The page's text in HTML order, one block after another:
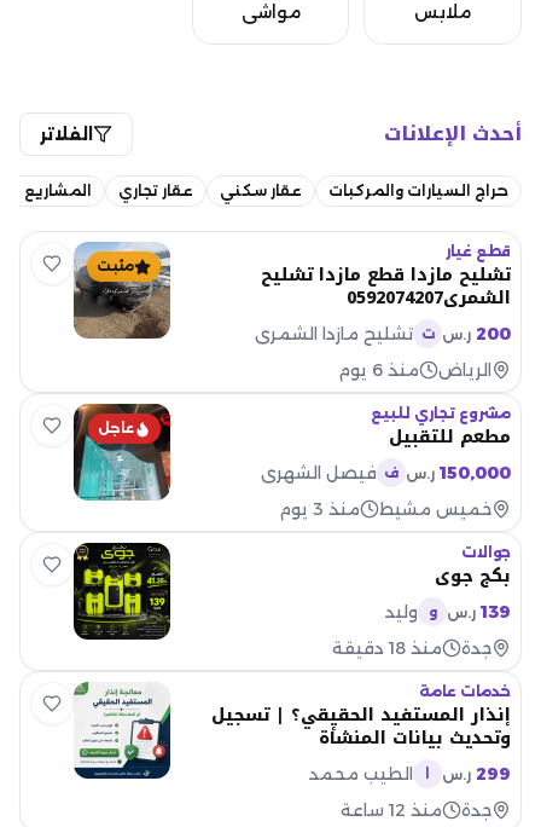
ملابس
مواشي
أحدث الإعلانات الفلاتر
حراج السيارات والمركبات عقار سكني عقار تجاري المشاريع
مثبت
قطع غيار
تشليح مازدا قطع مازدا تشليح
الشمري0592074207
200 ر.س ت تشليح مازدا الشمري
الرياض
منذ 6 يوم
عاجل
مشروع تجاري للبيع
مطعم للتقبيل
150,000 ر.س ف فيصل الشهري
خميس مشيط
منذ 3 يوم
جوالات
بكج جوي
139 ر.س و
وليد
جدة
منذ 18 دقيقة
خدمات عامة
إنذار المستفيد الحقيقي؟ | تسجيل
وتحديث بيانات المنشأة
299 ر.س
الطيب محمد
جدة
منذ 12 ساعة